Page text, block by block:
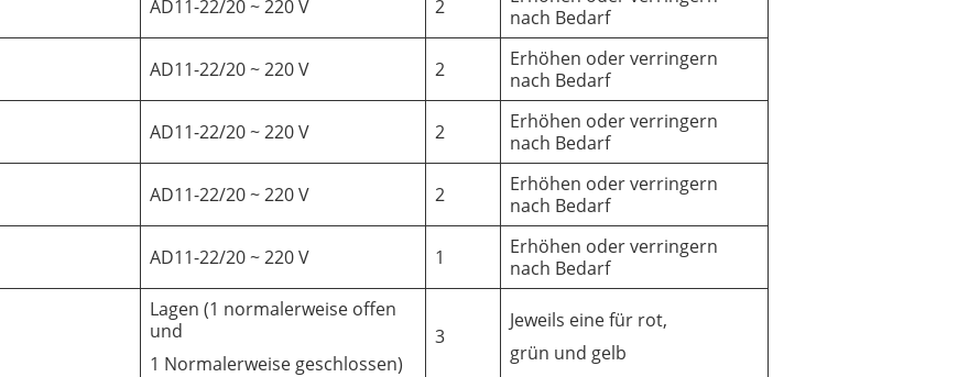
AD11-22/20 ~ 220 V 2
nach Bedarf
AD11-22/20 ~ 220 V 2
Erhöhen oder verringern
nach Bedarf
AD11-22/20 ~ 220 V 2
Erhöhen oder verringern
nach Bedarf
AD11-22/20 ~ 220 V 2
Erhöhen oder verringern
nach Bedarf
AD11-22/20 ~ 220 V 1
Erhöhen oder verringern
nach Bedarf
Lagen (1 normalerweise offen
und
1 Normalerweise geschlossen)
3
Jeweils eine für rot,
grün und gelb